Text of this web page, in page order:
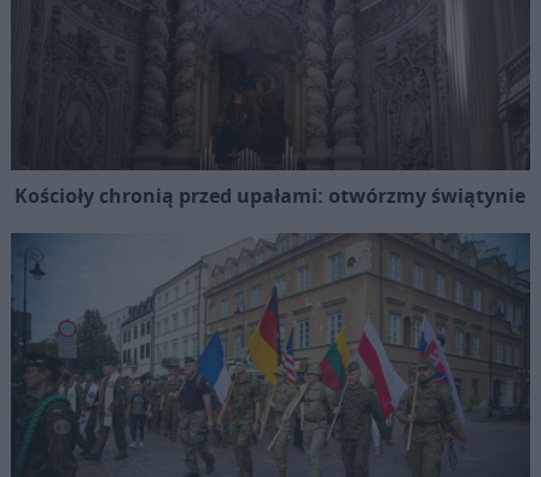
Kościoły chronią przed upałami: otwórzmy świątynie